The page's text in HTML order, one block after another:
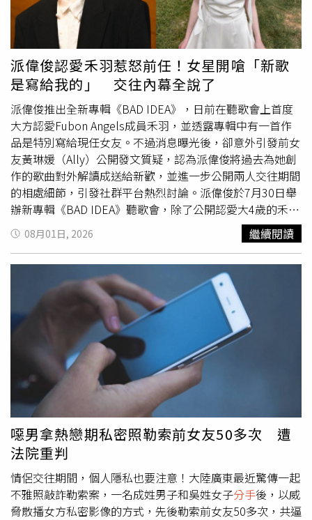
○○○○68是勾姓女子的IG帳號，但她否認用相同的帳號名
稱去註冊Gmail信箱，也未登入吳姓女子IG。檢方指出，現
在網路犯罪極為猖獗，個人社群遭別人登入已非難以想像之
事，不能因為相關資訊連結到被告的帳號，就推論一定是被
告盜帳號，何況吳姓女子自己都說，已改過很多次密碼、開
啟IG雙重認證，依然持續收到非本人登入的通知，由於許姓
男子和勾姓女子都從事金融證券業，依據現有證據，無從認
定兩人具有破解密碼、破解雙重認證的專業技能，無法排除
駭客其實是其他人的可能性。至於吳姓女子指稱前男友和現
任女友偷讀訊息並刪除限動，這部分並未提供相關證據，只
有她IG帳號顯示被人試圖登入的警告訊息截圖，所以同樣不
能推斷兩名被告有偷看、偷刪。綁定告訴人IG的○○○○
68@gmail.com ，究竟是不是勾姓女子使用？檢察官認為，
並非每件案子都要不分輕重緩急向Google調取電子信箱用
戶資料，應視案情而定，審酌告訴人並未受到實際財損，加
上她控告的對像是分手男友，偵辦這類案件往往會先「畫下
一條線」，最終決定無須大砲打小鳥，憑既有事證已可處分
不起訴。
派偉俊認愛禾羽惹怒前任！女星開嗆「新歌
是寫給我的」 交往內幕全說了
派偉俊推出全新專輯《BAD IDEA》，日前在聽歌會上首度
大方認愛Fubon Angels成員禾羽，並透露專輯中有一首作
品是特別寫給現任女友。不過消息曝光後，卻意外引發前女
友黃琳媛（Ally）公開發文質疑，認為派偉俊將過去為她創
作的歌曲對外解讀成送給新歡，並進一步公開兩人交往期間
的相處細節，引發社群平台熱烈討論。派偉俊於7月30日舉
辦新專輯《BAD IDEA》聽歌會，除了公開認愛大4歲的禾
羽，透露兩人交往約3個月，也分享戀愛後創作靈感增加，
笑說現在「開心的歌變多了」，並表示專輯裡有一首歌是獻
給女友。當媒體追問是哪一首作品時，他僅回應：「你們猜
啊！」並未進一步說明。未料，這番發言曝光後，黃琳媛隨
即在派偉俊的Threads留言表示：「哈囉，我們
歡而散，你可不可以不要在前一天開記者會時說專輯裡有其
中一首歌要寫給女友，結果隔天發佈去年寫給我的歌，讓你
這些粉絲誤會是這一首啊？」她認為派偉俊發表的〈去年下
的那場雪〉，其實是兩人去年交往期間所創作的歌曲，因此
還公開當時討論歌曲的對話截圖，希望外界不要誤會歌曲創
作背景。除了質疑歌曲歸屬外，黃琳媛也公開兩人交往期間
的相處狀況，直言：「況且交往的時候你真的沒有對我很
好，什麼錢都跟我斤斤計較，嫌棄我的朋友讓我很自卑，交
往時出國覺得自己很紅不牽我的手，為了追上你在電車上絆
倒也根本沒發現還要我痛到叫一聲，都已經
再被你折磨和消費了！」她表示，是在朋友通知下才知道派
偉俊的新歌及相關發文，也因此發現不少粉絲誤以為歌曲是
寫給現任女友。黃琳媛公開跟派偉俊交往時的狀況。（圖／
08月01日, 2026 繼續閱讀
噁男拿熱戀期私密照勒索前女友50多次 遭
法院重判
情侶交往期間，個人隱私也要注意！大陸廣東最近驚傳一起
不雅照敲詐勒索案，一名成姓男子和吳姓女子分手後，以威
脅散播女方私密影像的方式，先後勒索前女友50多次，共逼